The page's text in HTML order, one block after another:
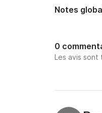
Notes
0
Les avis sont